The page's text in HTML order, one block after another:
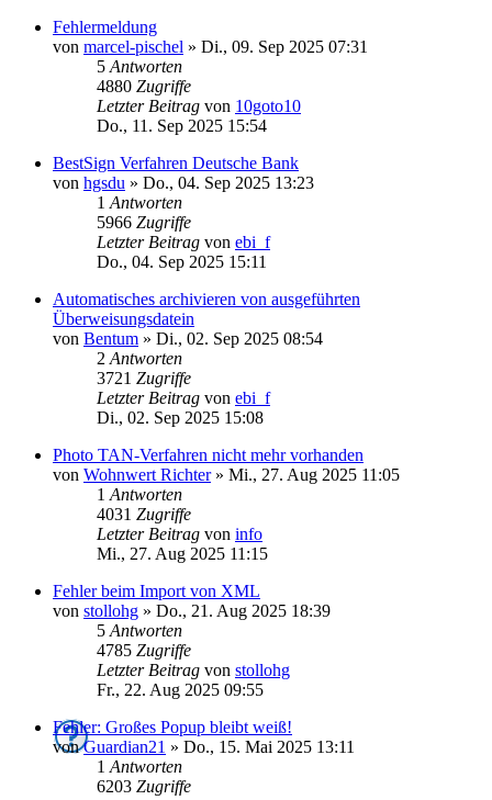
Fehlermeldung
von marcel-pischel » Di., 09. Sep 2025 07:31
5 Antworten
4880 Zugriffe
Letzter Beitrag von 10goto10
Do., 11. Sep 2025 15:54
BestSign Verfahren Deutsche Bank
von hgsdu » Do., 04. Sep 2025 13:23
1 Antworten
5966 Zugriffe
Letzter Beitrag von ebi_f
Do., 04. Sep 2025 15:11
Automatisches archivieren von ausgeführten
Überweisungsdatein
von Bentum » Di., 02. Sep 2025 08:54
2 Antworten
3721 Zugriffe
Letzter Beitrag von ebi_f
Di., 02. Sep 2025 15:08
Photo TAN-Verfahren nicht mehr vorhanden
von Wohnwert Richter» Mi., 27. Aug 2025 11:05
1 Antworten
4031 Zugriffe
Letzter Beitrag von info
Mi., 27. Aug 2025 11:15
Fehler beim Import von XML
von stollohg » Do., 21. Aug 2025 18:39
5 Antworten
4785 Zugriffe
Letzter Beitrag von stollohg
Fr., 22. Aug 2025 09:55
Fehler: Großes Popup bleibt weiß!
vonGuardian21 » Do., 15. Mai 2025 13:11
1 Antworten
6203 Zugriffe